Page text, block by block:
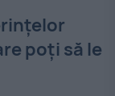
poți să le